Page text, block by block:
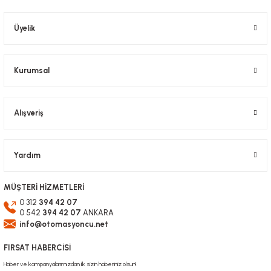
Üyelik
Kurumsal
Alışveriş
Yardım
MÜŞTERİ HİZMETLERİ
0 312 394 42 07
0 542 394 42 07 ANKARA
info@otomasyoncu.net
FIRSAT HABERCİSİ
Haber ve kampanyalarımızdan ilk sizin haberiniz olsun!